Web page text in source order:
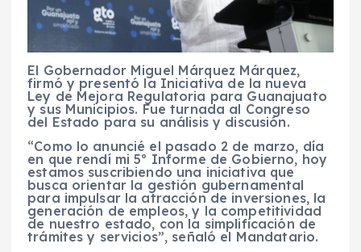
El Gobernador Miguel Márquez Márquez,
firmó y presentó la Iniciativa de la nueva
Ley de Mejora Regulatoria para Guanajuato
y sus Municipios. Fue turnada al Congreso
del Estado para su análisis y discusión.
“Como lo anuncié el pasado 2 de marzo, día
en que rendí mi 5º Informe de Gobierno, hoy
estamos suscribiendo una iniciativa que
busca orientar la gestión gubernamental
para impulsar la atracción de inversiones, la
generación de empleos, y la competitividad
de nuestro estado, con la simplificación de
trámites y servicios”, señaló el Mandatario.